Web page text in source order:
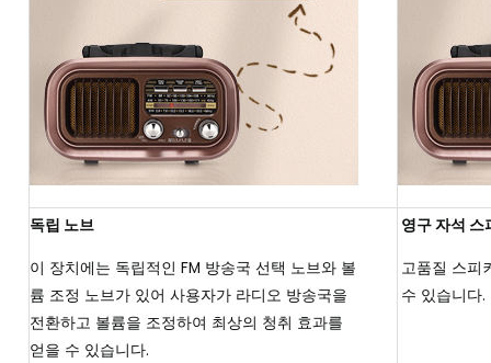
독립 노브
이 장치에는 독립적인 FM 방송국 선택 노브와 볼
륨 조정 노브가 있어 사용자가 라디오 방송국을
전환하고 볼륨을 조정하여 최상의 청취 효과를
얻을 수 있습니다.
영구 자석 스
고품질 스피
수 있습니다.